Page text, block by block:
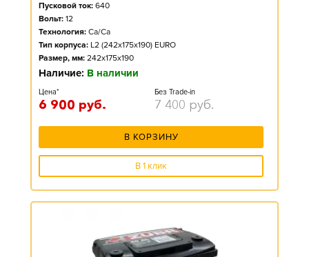
Пусковой ток: 640
Вольт: 12
Технология: Ca/Ca
Тип корпуса: L2 (242x175x190) EURO
Размер, мм: 242x175x190
Наличие: В наличии
Цена*
6 900 руб.
Без Trade-in
7 400 руб.
В КОРЗИНУ
В 1 клик